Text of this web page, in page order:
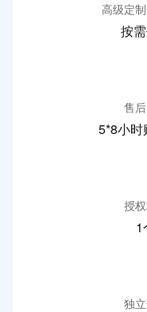
高级定
按
售
5*8小时
授
1
独